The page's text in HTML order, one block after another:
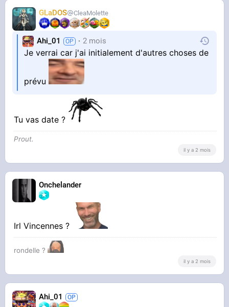
GLaDOS CleaMolette
Ahi_01 2 mois
Je verrai car j'ai initialement d'autres choses de
prévu
Tu vas date ?
Prout.
il y a 2 mois
Onchelander
Irl Vincennes ?
rondelle ?
il y a 2 mois
Ahi_01